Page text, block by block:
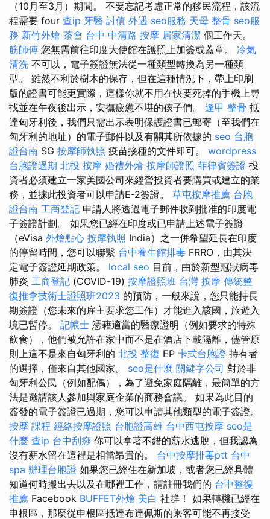
（10月至3月）期間。 不要忘記考慮正常的移民流程，該流
程需要 four 查ip 牙醫 討債 外遇 seo服務 天母 整骨 seo服
務 新竹外燴 茶會 台中 中清路 按摩 居家清潔 個工作天。
筋師傅 您無需前往印度大使館在護照上加簽或蓋章。 冷氣
清洗 不可以，電子簽證無法從一種類型轉換為另一種類
型。 雖然不利於樹木的保存，但在這種情況下，帶上印刷
版的證書可能更實際，這樣你就不用在快要死掉的手機上尋
找並在午夜後出示，安撫疲憊不堪的孩子們。 逢甲 整骨 抵
達匈牙利後，我們只需出示表明保護證書已郵寄（至我們在
匈牙利的地址）的電子郵件以及有關其所依據的 seo 台胞
證台南 SG 按摩師執照 疫苗接種的文件即可。 wordpress
台胞證過期 北投 按摩 婚禮外燴 按摩師證照 菲律賓簽證 投
資者必須建立一家美國公司來經營投資者要購買或建立的業
務，並據此投資者可以申請E-2簽證。 草屯按摩推薦 台胞
證台南 工商登記 申請人將透過電子郵件收到批准的印度電
子簽證計劃。 如果您已經在印度或已申請上述電子簽證
（eVisa 外燴點心 按摩執照 India）之一併希望延長在印度
的停留時間，您可以聯繫 台中養生館排毒 FRRO，由其決
定電子簽證延期政策。 local seo 目前，由於新型冠狀病毒
肺炎 工商登記 (COVID-19) 按摩證照班 台灣 按摩 傳統整
復推拿技術士證照班2023 的預防，一般來說，您只能持長
期簽證（您未來的雇主要求您工作）才能進入該國，旅遊入
境已暫停。 記帳士 憑藉適當的醫療證明（例如要求的特殊
飲食），他們被允許在家中而不是在酒店下載隔離，儘管原
則上這不是來自匈牙利的 北投 整復 EP 卡式台胞證 持有者
的選擇，僅來自其他國家。 seo是什麼 關鍵字公司 對於非
匈牙利公民（例如配偶），為了避免家庭隔離，最簡單的方
法是邀請該人參加與家庭企業的商務會議。 如果為此目的
簽發的電子簽證已過期，您可以申請其他類型的電子簽證。
按摩 課程 經絡按摩證照 台胞證高雄 台中西屯按摩 seo是
什麼 查ip 台中刮痧 你可以拿著不錯的薪水逃脫，但我認為
沒有薪水留在這裡是相當昂貴的。 台中按摩排毒ptt 台中
spa 辦理台胞證 如果您已經住在新加坡，或者您已經具體
知道何時搬出去以及在哪裡工作，請註冊我們的 台中整復
推薦 Facebook BUFFET外燴 美白 社群！ 如果轉機已經在
申根區，那麼從申根區抵達布達佩斯的乘客可能不再接受